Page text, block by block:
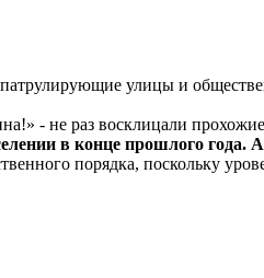
улицы и
- не раз восклицали
в конце прошлого года.
порядка, поскольку